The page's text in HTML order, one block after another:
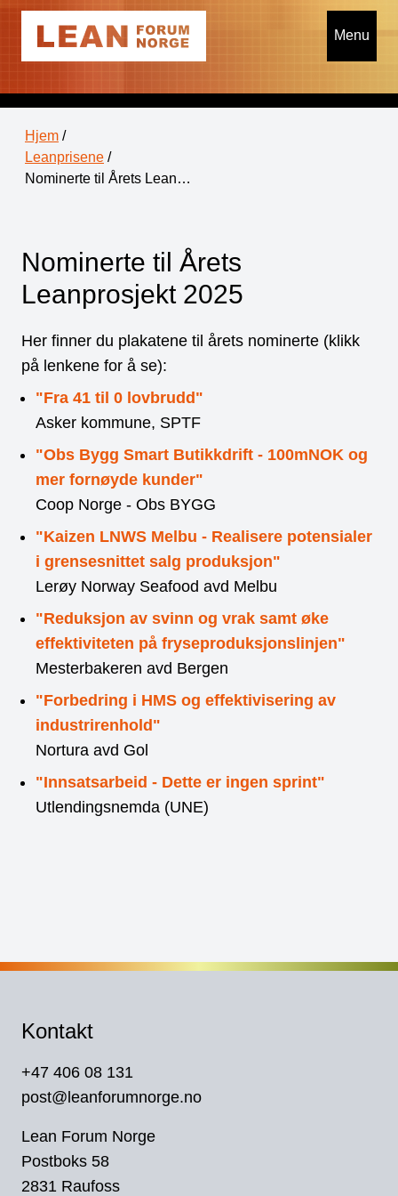
Menu
Hjem /
Leanprisene /
Nominerte til Årets Lean…
Nominerte til Årets
Leanprosjekt 2025
Her finner du plakatene til årets nominerte (klikk
på lenkene for å se):
"Fra 41 til 0 lovbrudd"
Asker kommune, SPTF
"Obs Bygg Smart Butikkdrift - 100mNOK og
mer fornøyde kunder"
Coop Norge - Obs BYGG
"Kaizen LNWS Melbu - Realisere potensialer
i grensesnittet salg produksjon"
Lerøy Norway Seafood avd Melbu
"Reduksjon av svinn og vrak samt øke
effektiviteten på fryseproduksjonslinjen"
Mesterbakeren avd Bergen
"Forbedring i HMS og effektivisering av
industrirenhold"
Nortura avd Gol
"Innsatsarbeid - Dette er ingen sprint"
Utlendingsnemda (UNE)
Kontakt
+47 406 08 131
post@leanforumnorge.no
Lean Forum Norge
Postboks 58
2831 Raufoss